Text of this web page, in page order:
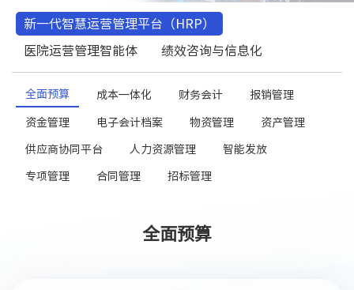
新一代智慧运营管理平台（HRP）
医院运营管理智能体 绩效咨询与信息化
全面预算 成本一体化 财务会计 报销管理
资金管理 电子会计档案 物资管理 资产管理
供应商协同平台 人力资源管理 智能发放
专项管理 合同管理 招标管理
全面预算